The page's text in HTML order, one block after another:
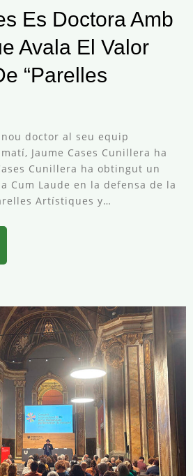
Es Doctora Amb
Avala El Valor
“Parelles
doctor al seu equip
Jaume Cases Cunillera ha
Cunillera ha obtingut un
Cum Laude en la defensa de la
Artístiques y…